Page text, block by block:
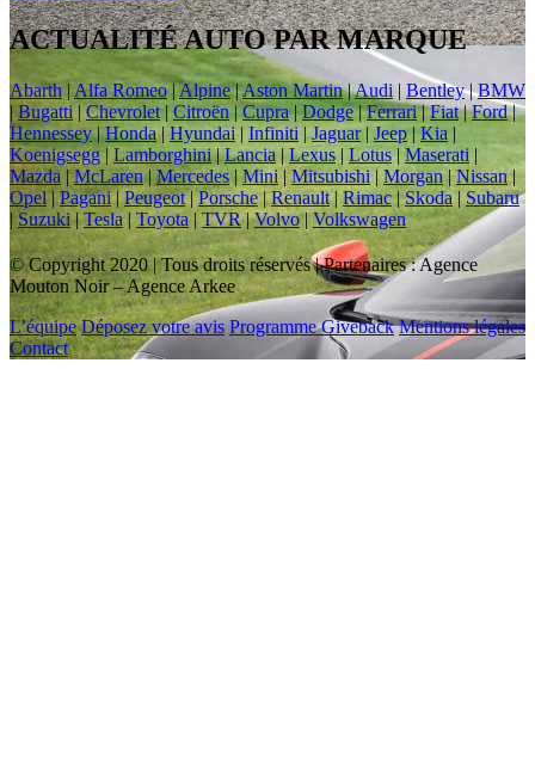
ACTUALITÉ AUTO PAR MARQUE
Abarth | Alfa Romeo|Alpine|Aston Martin|Audi | Bentley|BMW
| Bugatti|Chevrolet|Citroën |Cupra|Dodge|Ferrari|Fiat|Ford|
Hennessey|Honda| Hyundai | Infiniti |Jaguar| Jeep|Kia |
Koenigsegg|Lamborghini|Lancia|Lexus | Lotus| Maserati |
Mazda |McLaren|Mercedes | Mini | Mitsubishi | Morgan|Nissan|
Opel | Pagani|Peugeot|Porsche|Renault| Rimac|Skoda | Subaru
| Suzuki|Tesla| Toyota | TVR|Volvo| Volkswagen
© Copyright 2020 | Tous droits réservés | Partenaires : Agence
Mouton Noir – Agence Arkee
L’équipe Déposez votre avis Programme Giveback Mentions légales
Contact